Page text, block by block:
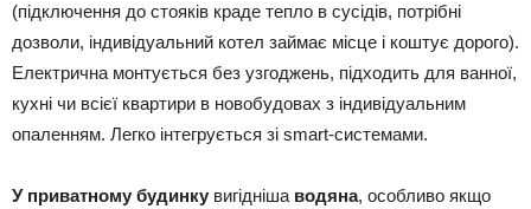
(підключення до стояків краде тепло в сусідів, потрібні
дозволи, індивідуальний котел займає місце і коштує дорого).
Електрична монтується без узгоджень, підходить для ванної,
кухні чи всієї квартири в новобудовах з індивідуальним
опаленням. Легко інтегрується зі smart-системами.
У приватному будинку вигідніша водяна, особливо якщо